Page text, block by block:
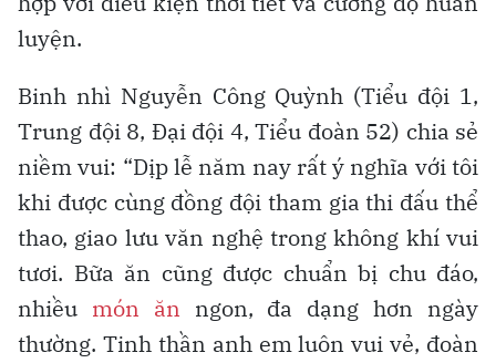
luyện.
Binh nhì Nguyễn Công Quỳnh (Tiểu đội 1,
Trung đội 8, Đại đội 4, Tiểu đoàn 52) chia sẻ
niềm vui: “Dịp lễ năm nay rất ý nghĩa với tôi
khi được cùng đồng đội tham gia thi đấu thể
thao, giao lưu văn nghệ trong không khí vui
tươi. Bữa ăn cũng được chuẩn bị chu đáo,
nhiều món ăn ngon, đa dạng hơn ngày
thường. Tinh thần anh em luôn vui vẻ, đoàn